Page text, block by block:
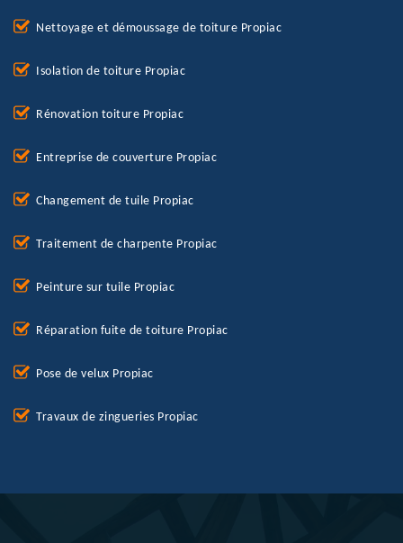
Nettoyage et démoussage de toiture Propiac
Isolation de toiture Propiac
Rénovation toiture Propiac
Entreprise de couverture Propiac
Changement de tuile Propiac
Traitement de charpente Propiac
Peinture sur tuile Propiac
Réparation fuite de toiture Propiac
Pose de velux Propiac
Travaux de zingueries Propiac